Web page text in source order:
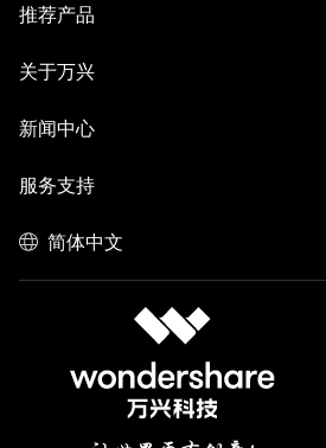
推荐产品
关于万兴
新闻中心
服务支持
简体中文